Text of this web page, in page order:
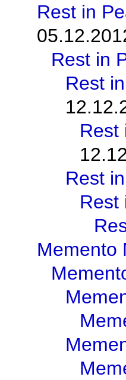
Rest in
Rest in
Rest
Rest
Rest
Rest
Memento